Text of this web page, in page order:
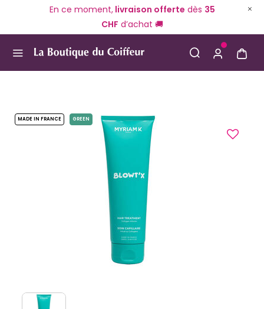
En ce moment,livraison offerte dès 35
CHF d’achat 🚚
MADE IN FRANCE GREEN